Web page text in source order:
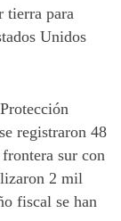
tierra para
Unidos
registraron 48
sur con
2 mil
fiscal se han